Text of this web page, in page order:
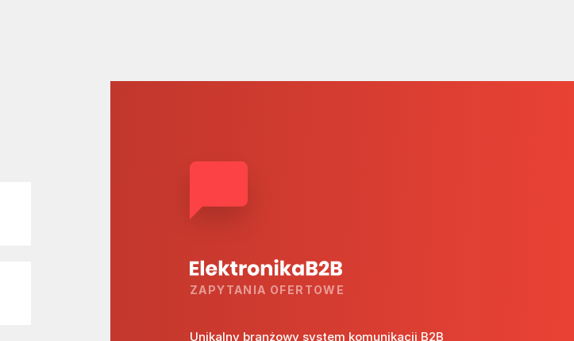
ZAPYTANIA OFERTOWE
Unikalny branżowy system komunikacji B2B